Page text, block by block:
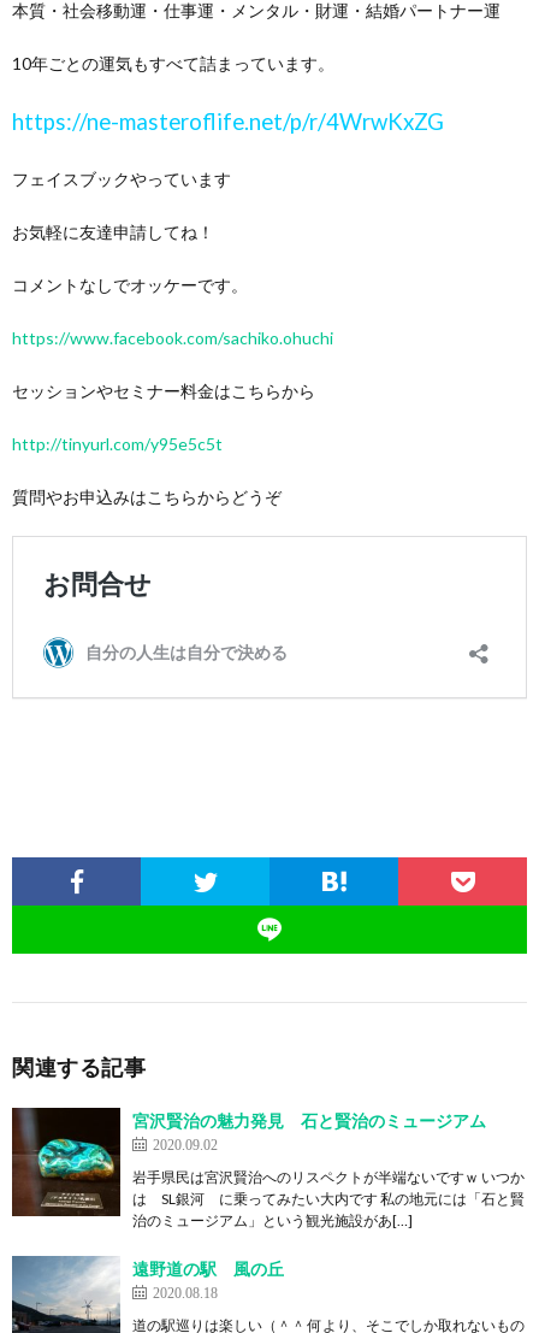
本質・社会移動運・仕事運・メンタル・財運・結婚パートナー運
10年ごとの運気もすべて詰まっています。
https://ne-masteroflife.net/p/r/4WrwKxZG
フェイスブックやっています
お気軽に友達申請してね！
コメントなしでオッケーです。
https://www.facebook.com/sachiko.ohuchi
セッションやセミナー料金はこちらから
http://tinyurl.com/y95e5c5t
質問やお申込みはこちらからどうぞ
関連する記事
宮沢賢治の魅力発見 石と賢治のミュージアム
2020.09.02
岩手県民は宮沢賢治へのリスペクトが半端ないですｗ いつか
は SL銀河 に乗ってみたい大内です 私の地元には「石と賢
治のミュージアム」という観光施設があ[…]
遠野道の駅 風の丘
2020.08.18
道の駅巡りは楽しい（＾＾ 何より、そこでしか取れないもの